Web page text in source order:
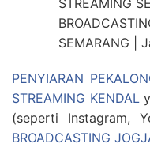
PENYIARAN
STREAMING KENDAL
(seperti Instagram,
BROADCASTING